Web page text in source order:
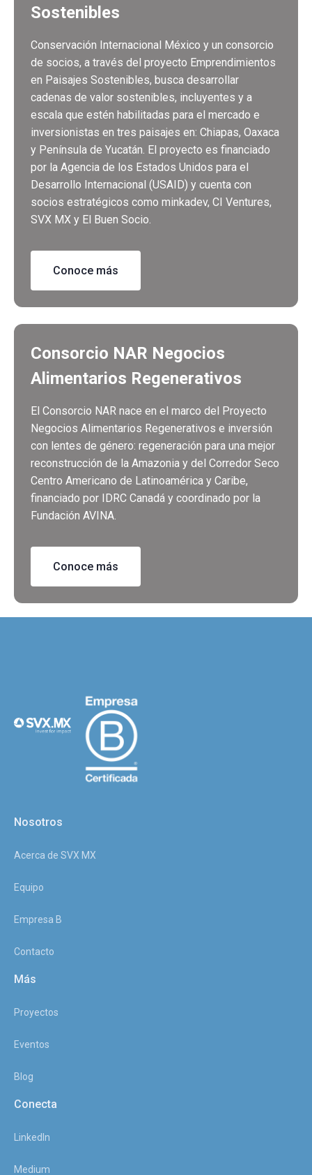
Sostenibles
Conservación Internacional México y un consorcio
de socios, a través del proyecto Emprendimientos
en Paisajes Sostenibles, busca desarrollar
cadenas de valor sostenibles, incluyentes y a
escala que estén habilitadas para el mercado e
inversionistas en tres paisajes en: Chiapas, Oaxaca
y Península de Yucatán. El proyecto es financiado
por la Agencia de los Estados Unidos para el
Desarrollo Internacional (USAID) y cuenta con
socios estratégicos como minkadev, CI Ventures,
SVX MX y El Buen Socio.
Conoce más
Consorcio NAR Negocios
Alimentarios Regenerativos
El Consorcio NAR nace en el marco del Proyecto
Negocios Alimentarios Regenerativos e inversión
con lentes de género: regeneración para una mejor
reconstrucción de la Amazonia y del Corredor Seco
Centro Americano de Latinoamérica y Caribe,
financiado por IDRC Canadá y coordinado por la
Fundación AVINA.
Conoce más
Nosotros
Acerca de SVX MX
Equipo
Empresa B
Contacto
Más
Proyectos
Eventos
Blog
Conecta
LinkedIn
Medium